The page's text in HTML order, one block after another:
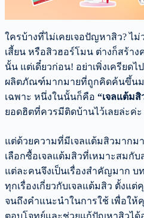
ใครบ้างที่ไม่เคยเจอปัญหาสิว? ไ
เสี้ยน หรือสิวฮอร์โมน ต่างก็สร้าง
นั้น แต่เดี๋ยวก่อน! อย่าเพิ่งเครียดไ
ผลิตภัณฑ์มากมายที่ถูกคิดค้นขึ้นม
เฉพาะ หนึ่งในนั้นก็คือ “เจลแต้มสิ
ยอดฮิตที่ควรมีติดบ้านไว้เลยล่ะค่ะ
แต่ด้วยความที่มีเจลแต้มสิวมากม
เลือกซื้อเจลแต้มสิวที่เหมาะสมกั
แต่ละคนจึงเป็นเรื่องสำคัญมาก
ทุกเรื่องเกี่ยวกับเจลแต้มสิว ตั้งแ
จนถึงคำแนะนำในการใช้ เพื่อให้
ตอบโจทย์และช่วยแก้ปัญหาสิวได้